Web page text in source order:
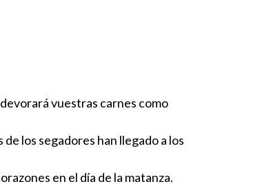
vuestras carnes como
los segadores han llegado a los
en el día de la matanza.